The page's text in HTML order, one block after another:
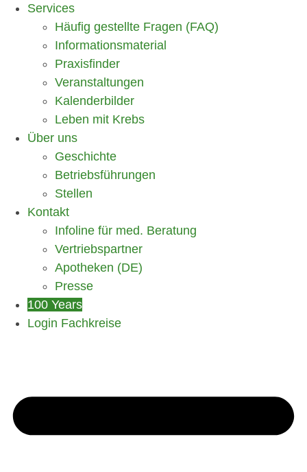
Services
Häufig gestellte Fragen (FAQ)
Informationsmaterial
Praxisfinder
Veranstaltungen
Kalenderbilder
Leben mit Krebs
Über uns
Geschichte
Betriebsführungen
Stellen
Kontakt
Infoline für med. Beratung
Vertriebspartner
Apotheken (DE)
Presse
100 Years
Login Fachkreise